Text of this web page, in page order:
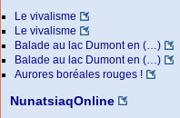
Le vivalisme
Le vivalisme
Balade au lac Dumont en (…)
Balade au lac Dumont en (…)
Aurores boréales rouges !
NunatsiaqOnline